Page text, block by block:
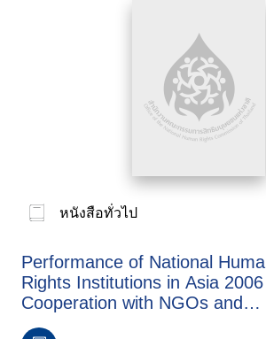
หนังสือทั่วไป
Performance of National
Rights Institutions in Asia 2006
Cooperation with NGOs and
relationship with governments